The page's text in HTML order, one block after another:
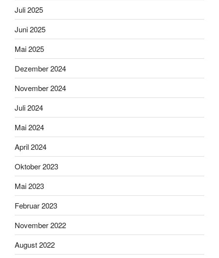
Juli 2025
Juni 2025
Mai 2025
Dezember 2024
November 2024
Juli 2024
Mai 2024
April 2024
Oktober 2023
Mai 2023
Februar 2023
November 2022
August 2022